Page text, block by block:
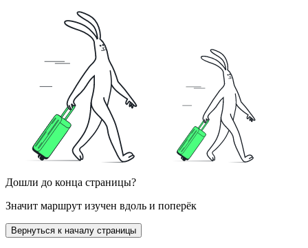
Дошли до конца страницы?
Значит маршрут изучен вдоль и поперёк
Вернуться к началу страницы